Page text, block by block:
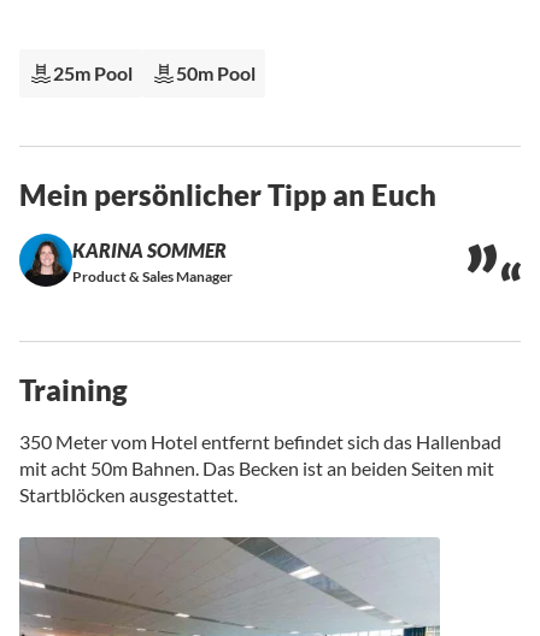
25m Pool 50m Pool
Mein persönlicher Tipp an Euch
KARINA SOMMER
Product & Sales Manager
Training
350 Meter vom Hotel entfernt befindet sich das Hallenbad
mit acht 50m Bahnen. Das Becken ist an beiden Seiten mit
Startblöcken ausgestattet.